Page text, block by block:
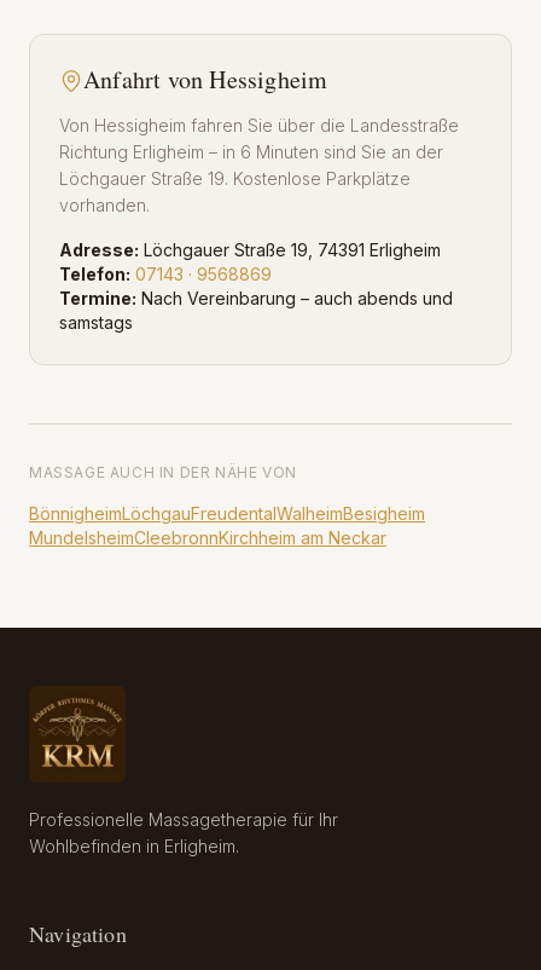
Anfahrt vonHessigheim
Von Hessigheim fahren Sie über die Landesstraße
Richtung Erligheim – in 6 Minuten sind Sie an der
Löchgauer Straße 19. Kostenlose Parkplätze
vorhanden.
Adresse: Löchgauer Straße 19, 74391 Erligheim
Telefon: 07143 · 9568869
Termine: Nach Vereinbarung – auch abends und
samstags
MASSAGE AUCH IN DER NÄHE VON
BönnigheimLöchgauFreudentalWalheimBesigheim
MundelsheimCleebronnKirchheim am Neckar
Professionelle Massagetherapie für Ihr
Wohlbefinden in Erligheim.
Navigation